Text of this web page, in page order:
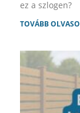
ez a szlogen?
TOVÁBB